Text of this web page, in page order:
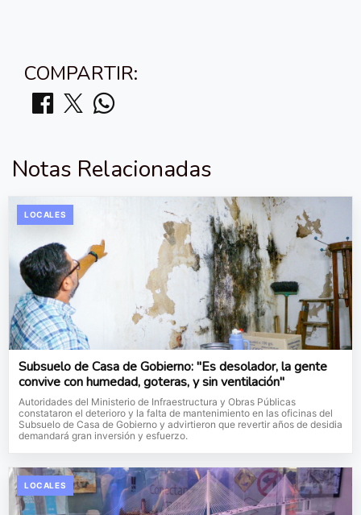
COMPARTIR:
Notas Relacionadas
LOCALES
Subsuelo de Casa de Gobierno: "Es desolador, la gente
convive con humedad, goteras, y sin ventilación"
Autoridades del Ministerio de Infraestructura y Obras Públicas
constataron el deterioro y la falta de mantenimiento en las oficinas del
Subsuelo de Casa de Gobierno y advirtieron que revertir años de desidia
demandará gran inversión y esfuerzo.
LOCALES